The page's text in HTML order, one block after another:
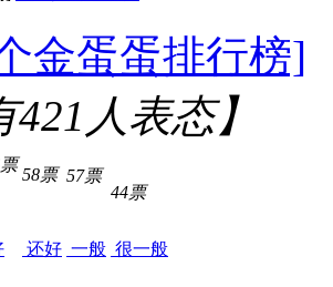
金蛋蛋排行榜]
421 人表态】
58票
还好
57票
一般
44票
很一般